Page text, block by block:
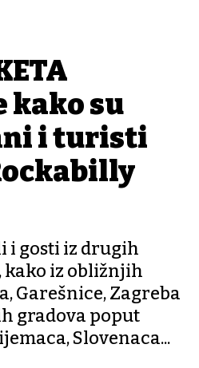
kako su
i turisti
i gosti iz drugih
kako iz obližnjih
Garešnice, Zagreba
gradova poput
Slovenaca...